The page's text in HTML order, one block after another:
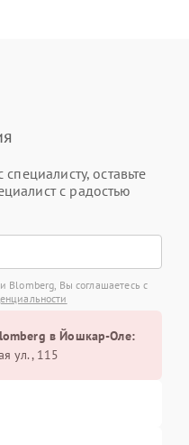
оставьте
с радостью
Blomberg, Вы соглашаетесь с
в Йошкар-Оле:
ул., 115